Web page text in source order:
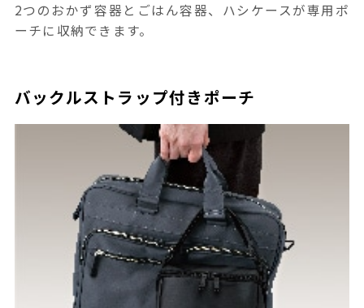
2つのおかず容器とごはん容器、ハシケースが専用ポ
ーチに収納できます。
バックルストラップ付きポーチ